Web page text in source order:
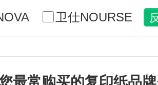
卫仕NOURSE
最常购买的复印纸品